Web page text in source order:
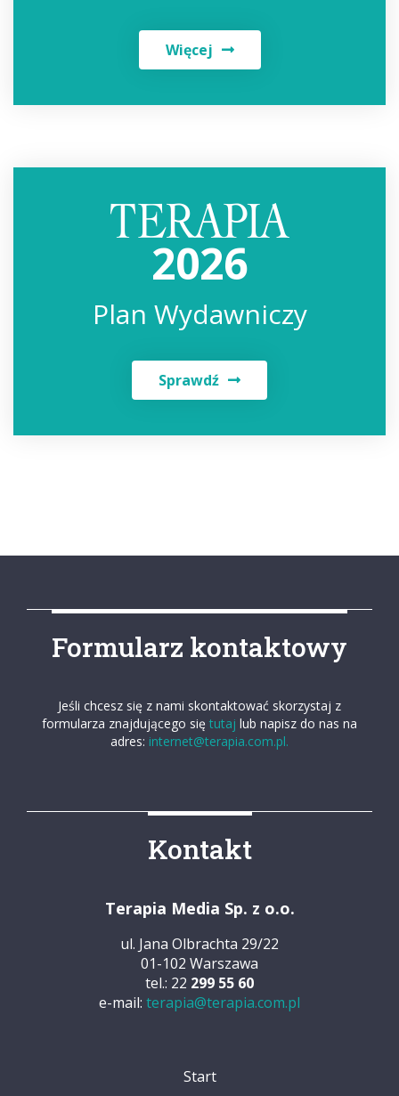
Więcej
2026
Plan Wydawniczy
Sprawdź
Formularz kontaktowy
Jeśli chcesz się z nami skontaktować skorzystaj z
formularza znajdującego się tutaj lub napisz do nas na
adres: internet@terapia.com.pl.
Kontakt
Terapia Media Sp. z o.o.
ul. Jana Olbrachta 29/22
01-102 Warszawa
tel.: 22 299 55 60
e-mail: terapia@terapia.com.pl
Start